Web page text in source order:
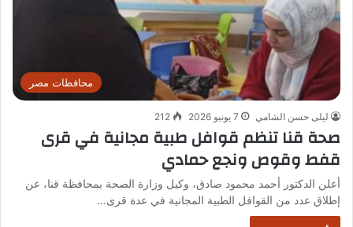
محافظات مصر
ليلى حسن الشامي 7 يونيو 2026 212
صحة قنا تنظم قوافل طبية مجانية في قرى
قفط وقوص ونجع حمادي
أعلن الدكتور أحمد محمود صادق، وكيل وزارة الصحة بمحافظة قنا، عن
إطلاق عدد من القوافل الطبية المجانية في عدة قرى…